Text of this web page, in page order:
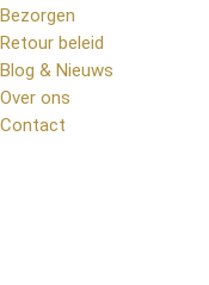
Bezorgen
Retour beleid
Blog & Nieuws
Over ons
Contact